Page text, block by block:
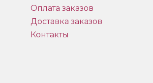
Оплата заказов
Доставка заказов
Контакты